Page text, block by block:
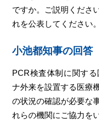
ですか。ご説明くださ
れを公表してください。
小池都知事の回答
PCR検査体制に関す
ナ外来を設置する医療
の状況の確認が必要な
れらの機関にご協力を